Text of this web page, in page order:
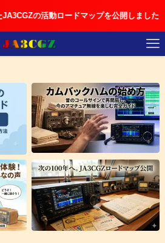
活動ロードマップを公開しました